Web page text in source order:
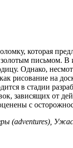
которая
письмом.
Однако,
рисование на
в стадии
зависящих от
с
(adventures),